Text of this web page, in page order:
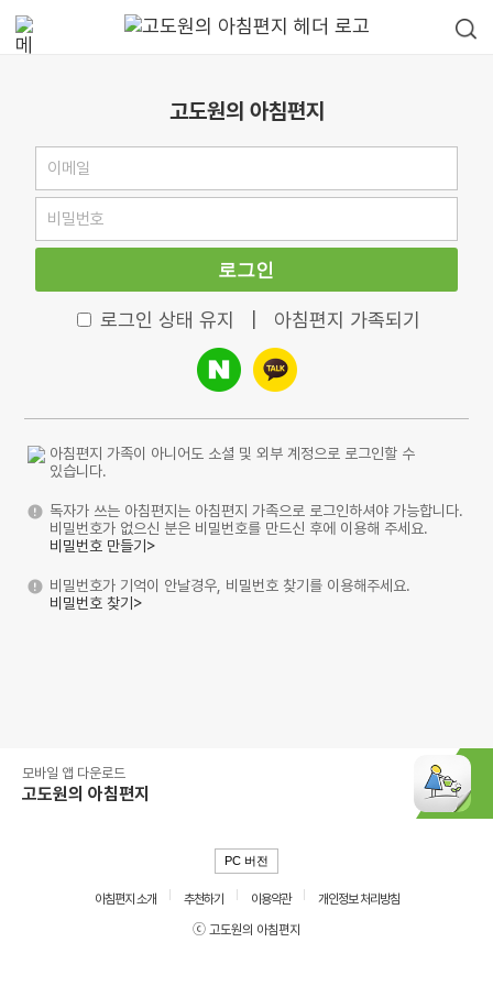
고도원의 아침편지
로그인
로그인 상태 유지 아침편지 가족되기
아침편지 가족이 아니어도 소셜 및 외부 계정으로 로그인할 수
있습니다.
독자가 쓰는 아침편지는 아침편지 가족으로 로그인하셔야 가능합니다.
비밀번호가 없으신 분은 비밀번호를 만드신 후에 이용해 주세요.
비밀번호 만들기>
비밀번호가 기억이 안날경우, 비밀번호 찾기를 이용해주세요.
비밀번호 찾기>
모바일 앱 다운로드
고도원의 아침편지
PC 버전
아침편지 소개 추천하기 이용약관
개인정보 처리방침
ⓒ 고도원의 아침편지